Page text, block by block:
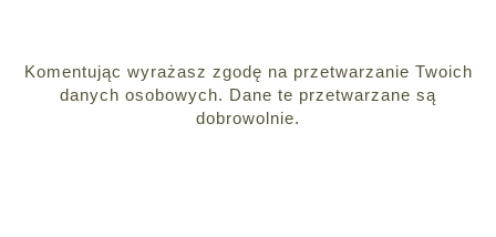
Komentując wyrażasz zgodę na przetwarzanie Twoich
danych osobowych. Dane te przetwarzane są
dobrowolnie.